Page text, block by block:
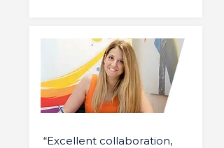
“Excellent collaboration,